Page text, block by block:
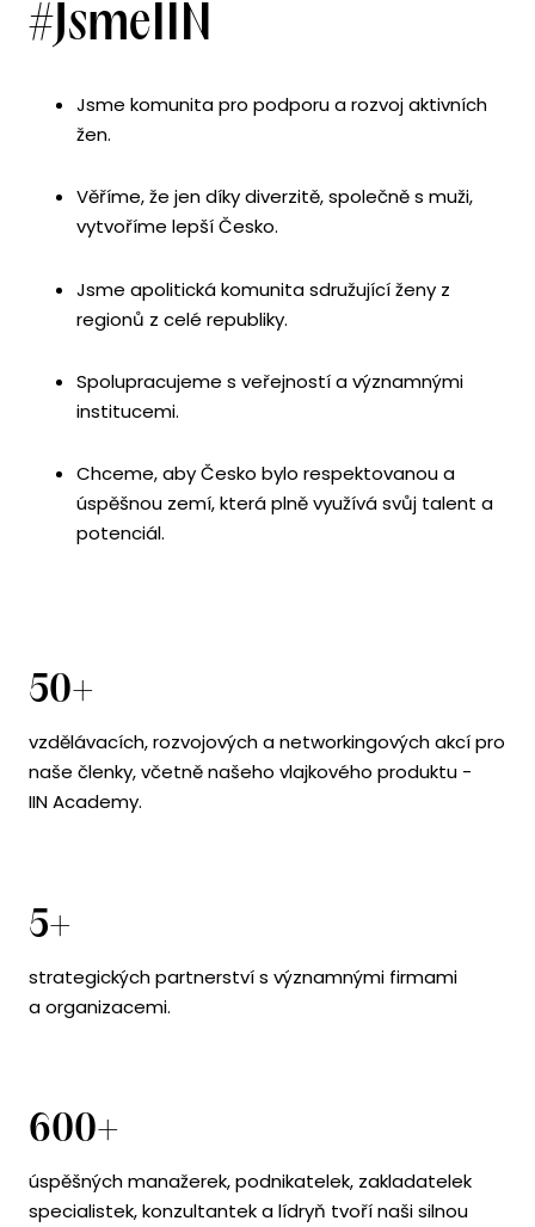
#JsmeIIN
Jsme komunita pro podporu a rozvoj aktivních
žen.
Věříme, že jen díky diverzitě, společně s muži,
vytvoříme lepší Česko.
Jsme apolitická komunita sdružující ženy z
regionů z celé republiky.
Spolupracujeme s veřejností a významnými
institucemi.
Chceme, aby Česko bylo respektovanou a
úspěšnou zemí, která plně využívá svůj talent a
potenciál.
600+
úspěšných manažerek, podnikatelek, zakladatelek
specialistek, konzultantek a lídryň tvoří naši silnou
5+
strategických partnerství s významnými firmami
a organizacemi.
50+
vzdělávacích, rozvojových a networkingových akcí pro
naše členky, včetně našeho vlajkového produktu -
IIN Academy.